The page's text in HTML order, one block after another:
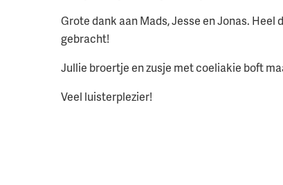
Grote dank aan Mads, Jesse en Jonas.
gebracht!
Jullie broertje en zusje met coeliakie boft
Veel luisterplezier!